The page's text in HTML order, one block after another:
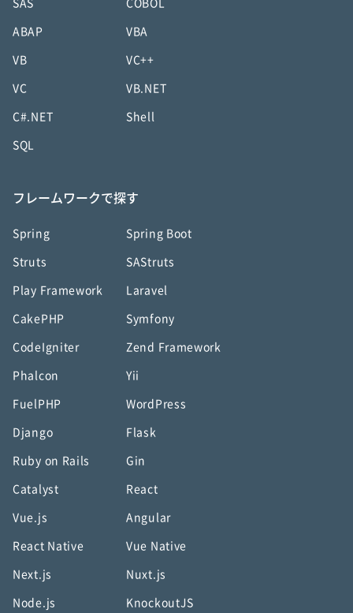
SAS COBOL
ABAP VBA
VB VC++
VC VB.NET
C#.NET Shell
SQL
フレームワークで探す
Spring Spring Boot
Struts SAStruts
Play Framework Laravel
CakePHP Symfony
CodeIgniter Zend Framework
Phalcon Yii
FuelPHP WordPress
Django Flask
Ruby on Rails Gin
Catalyst React
Vue.js Angular
React Native Vue Native
Next.js Nuxt.js
Node.js KnockoutJS